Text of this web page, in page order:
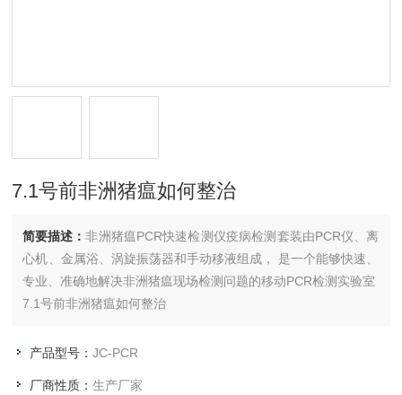
7.1号前非洲猪瘟如何整治
简要描述：非洲猪瘟PCR快速检测仪疫病检测套装由PCR仪、离
心机、金属浴、涡旋振荡器和手动移液组成， 是一个能够快速、
专业、准确地解决非洲猪瘟现场检测问题的移动PCR检测实验室
7.1号前非洲猪瘟如何整治
产品型号：JC-PCR
厂商性质：生产厂家